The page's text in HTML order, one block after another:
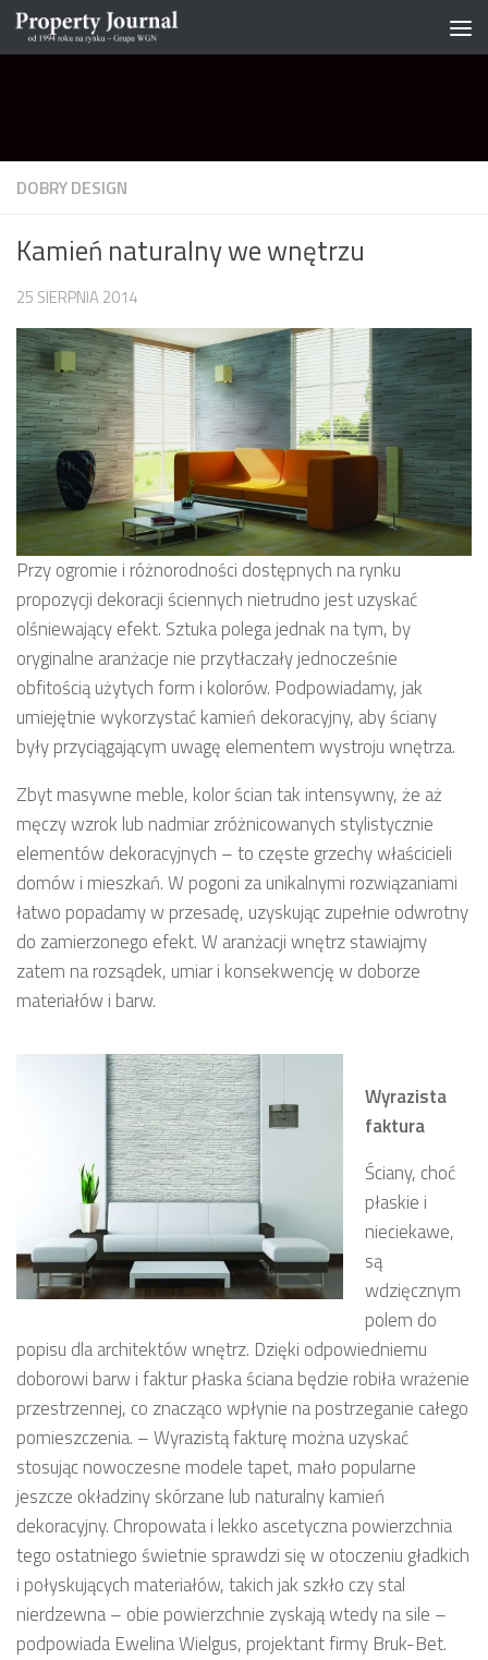
Skip to content
DOBRY DESIGN
Kamień naturalny we wnętrzu
25 SIERPNIA 2014
Przy ogromie i różnorodności dostępnych na rynku
propozycji dekoracji ściennych nietrudno jest uzyskać
olśniewający efekt. Sztuka polega jednak na tym, by
oryginalne aranżacje nie przytłaczały jednocześnie
obfitością użytych form i kolorów. Podpowiadamy, jak
umiejętnie wykorzystać kamień dekoracyjny, aby ściany
były przyciągającym uwagę elementem wystroju wnętrza.
Zbyt masywne meble, kolor ścian tak intensywny, że aż
męczy wzrok lub nadmiar zróżnicowanych stylistycznie
elementów dekoracyjnych – to częste grzechy właścicieli
domów i mieszkań. W pogoni za unikalnymi rozwiązaniami
łatwo popadamy w przesadę, uzyskując zupełnie odwrotny
do zamierzonego efekt. W aranżacji wnętrz stawiajmy
zatem na rozsądek, umiar i konsekwencję w doborze
materiałów i barw.
Wyrazista
faktura
Ściany, choć
płaskie i
nieciekawe,
są
wdzięcznym
polem do
popisu dla architektów wnętrz. Dzięki odpowiedniemu
doborowi barw i faktur płaska ściana będzie robiła wrażenie
przestrzennej, co znacząco wpłynie na postrzeganie całego
pomieszczenia. – Wyrazistą fakturę można uzyskać
stosując nowoczesne modele tapet, mało popularne
jeszcze okładziny skórzane lub naturalny kamień
dekoracyjny. Chropowata i lekko ascetyczna powierzchnia
tego ostatniego świetnie sprawdzi się w otoczeniu gładkich
i połyskujących materiałów, takich jak szkło czy stal
nierdzewna – obie powierzchnie zyskają wtedy na sile –
podpowiada Ewelina Wielgus, projektant firmy Bruk-Bet.